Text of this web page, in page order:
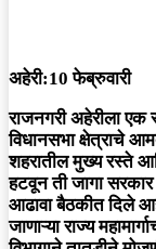
अहेरी:10 फेब्रुवारी
राजनगरी अहेरीला
विधानसभा क्षेत्राचे
शहरातील मुख्य रस्ते
हटवून ती जागा सरकार
आढावा बैठकीत दिले
जाणाऱ्या राज्य